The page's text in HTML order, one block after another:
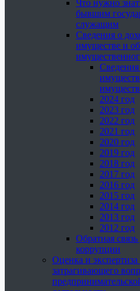
Что нужно
бывшим
служащим
Сведения о
имуществе и
Сведения
2024 год
2023 год
2022 год
2021 год
2020 год
2019 год
2018 год
2017 год
2016 год
2015 год
2014 год
2013 год
2012 год
Обратная
коррупции
Оценка и
затрагивающего